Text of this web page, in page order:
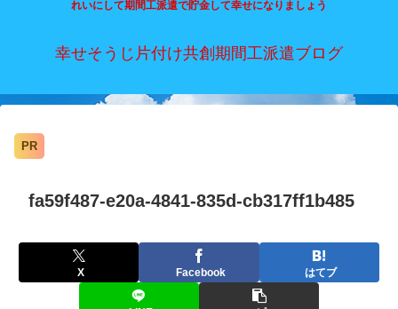
れいにして期間工派遣で貯金して幸せになりましょう
幸せそうじ片付け共創期間工派遣ブログ
PR
fa59f487-e20a-4841-835d-cb317ff1b485
X Facebook はてブ